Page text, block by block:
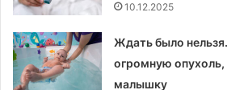
10.12.2025
Ждать было
огромную
малышку